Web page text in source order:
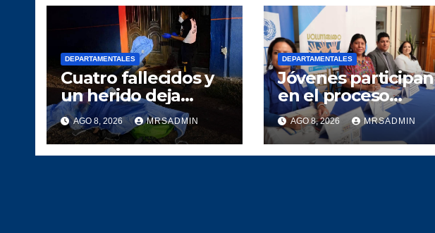
DEPARTAMENTALES
Cuatro fallecidos y
un herido deja
ataque armado en
La Gomera,
Escuintla
AGO 8, 2026 MRSADMIN
DEPARTAMENTALES
Jóvenes participan
en el proceso
democrático
AGO 8, 2026 MRSADMIN